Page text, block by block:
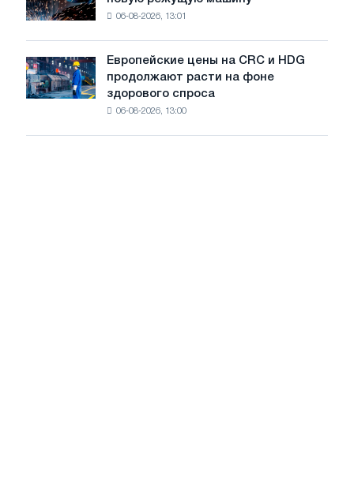
на
замедление
роста
цен
accelis
в
новую
режущую
06-08-2026, 13:01
Европейские
цены
на
Европейские цены на CRC и HDG
продолжают расти на фоне
здорового спроса
06-08-2026, 13:00